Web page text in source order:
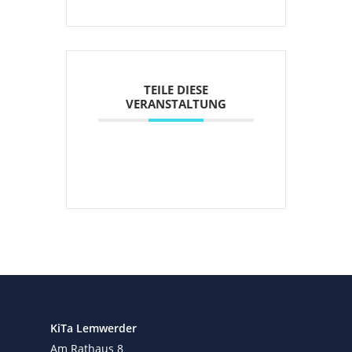
TEILE DIESE
VERANSTALTUNG
KiTa Lemwerder
Am Rathaus 8